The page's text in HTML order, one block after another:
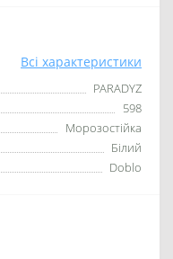
Всі характеристики
PARADYZ
598
Морозостійка
Білий
Doblo